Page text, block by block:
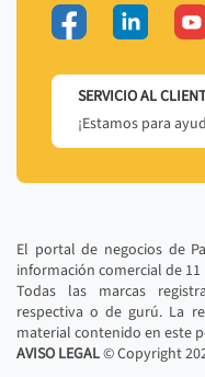
SERVICIO AL
¡Estamos para
El portal de negocios de
información comercial de
Todas las marcas
respectiva o de gurú. La
material contenido en este
AVISO LEGAL© Copyright